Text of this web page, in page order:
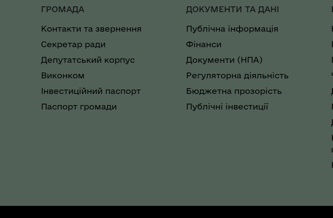
ГРОМАДА
Контакти та звернення
Секретар ради
Депутатський корпус
Виконком
Інвестиційний паспорт
Паспорт громади
ДОКУМЕНТИ ТА ДАНІ
Публічна інформація
Фінанси
Документи (НПА)
Регуляторна діяльність
Бюджетна прозорість
Публічні інвестиції